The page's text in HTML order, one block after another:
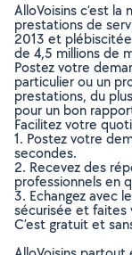
AlloVoisins c’est
prestations de
2013 et
de 4,5 millions de
Postez votre
particulier ou un
prestations, du
pour un bon
Facilitez votre
1. Postez votre
secondes.
2. Recevez des
professionnels en
3. Echangez avec
sécurisée et faites
C’est gratuit et